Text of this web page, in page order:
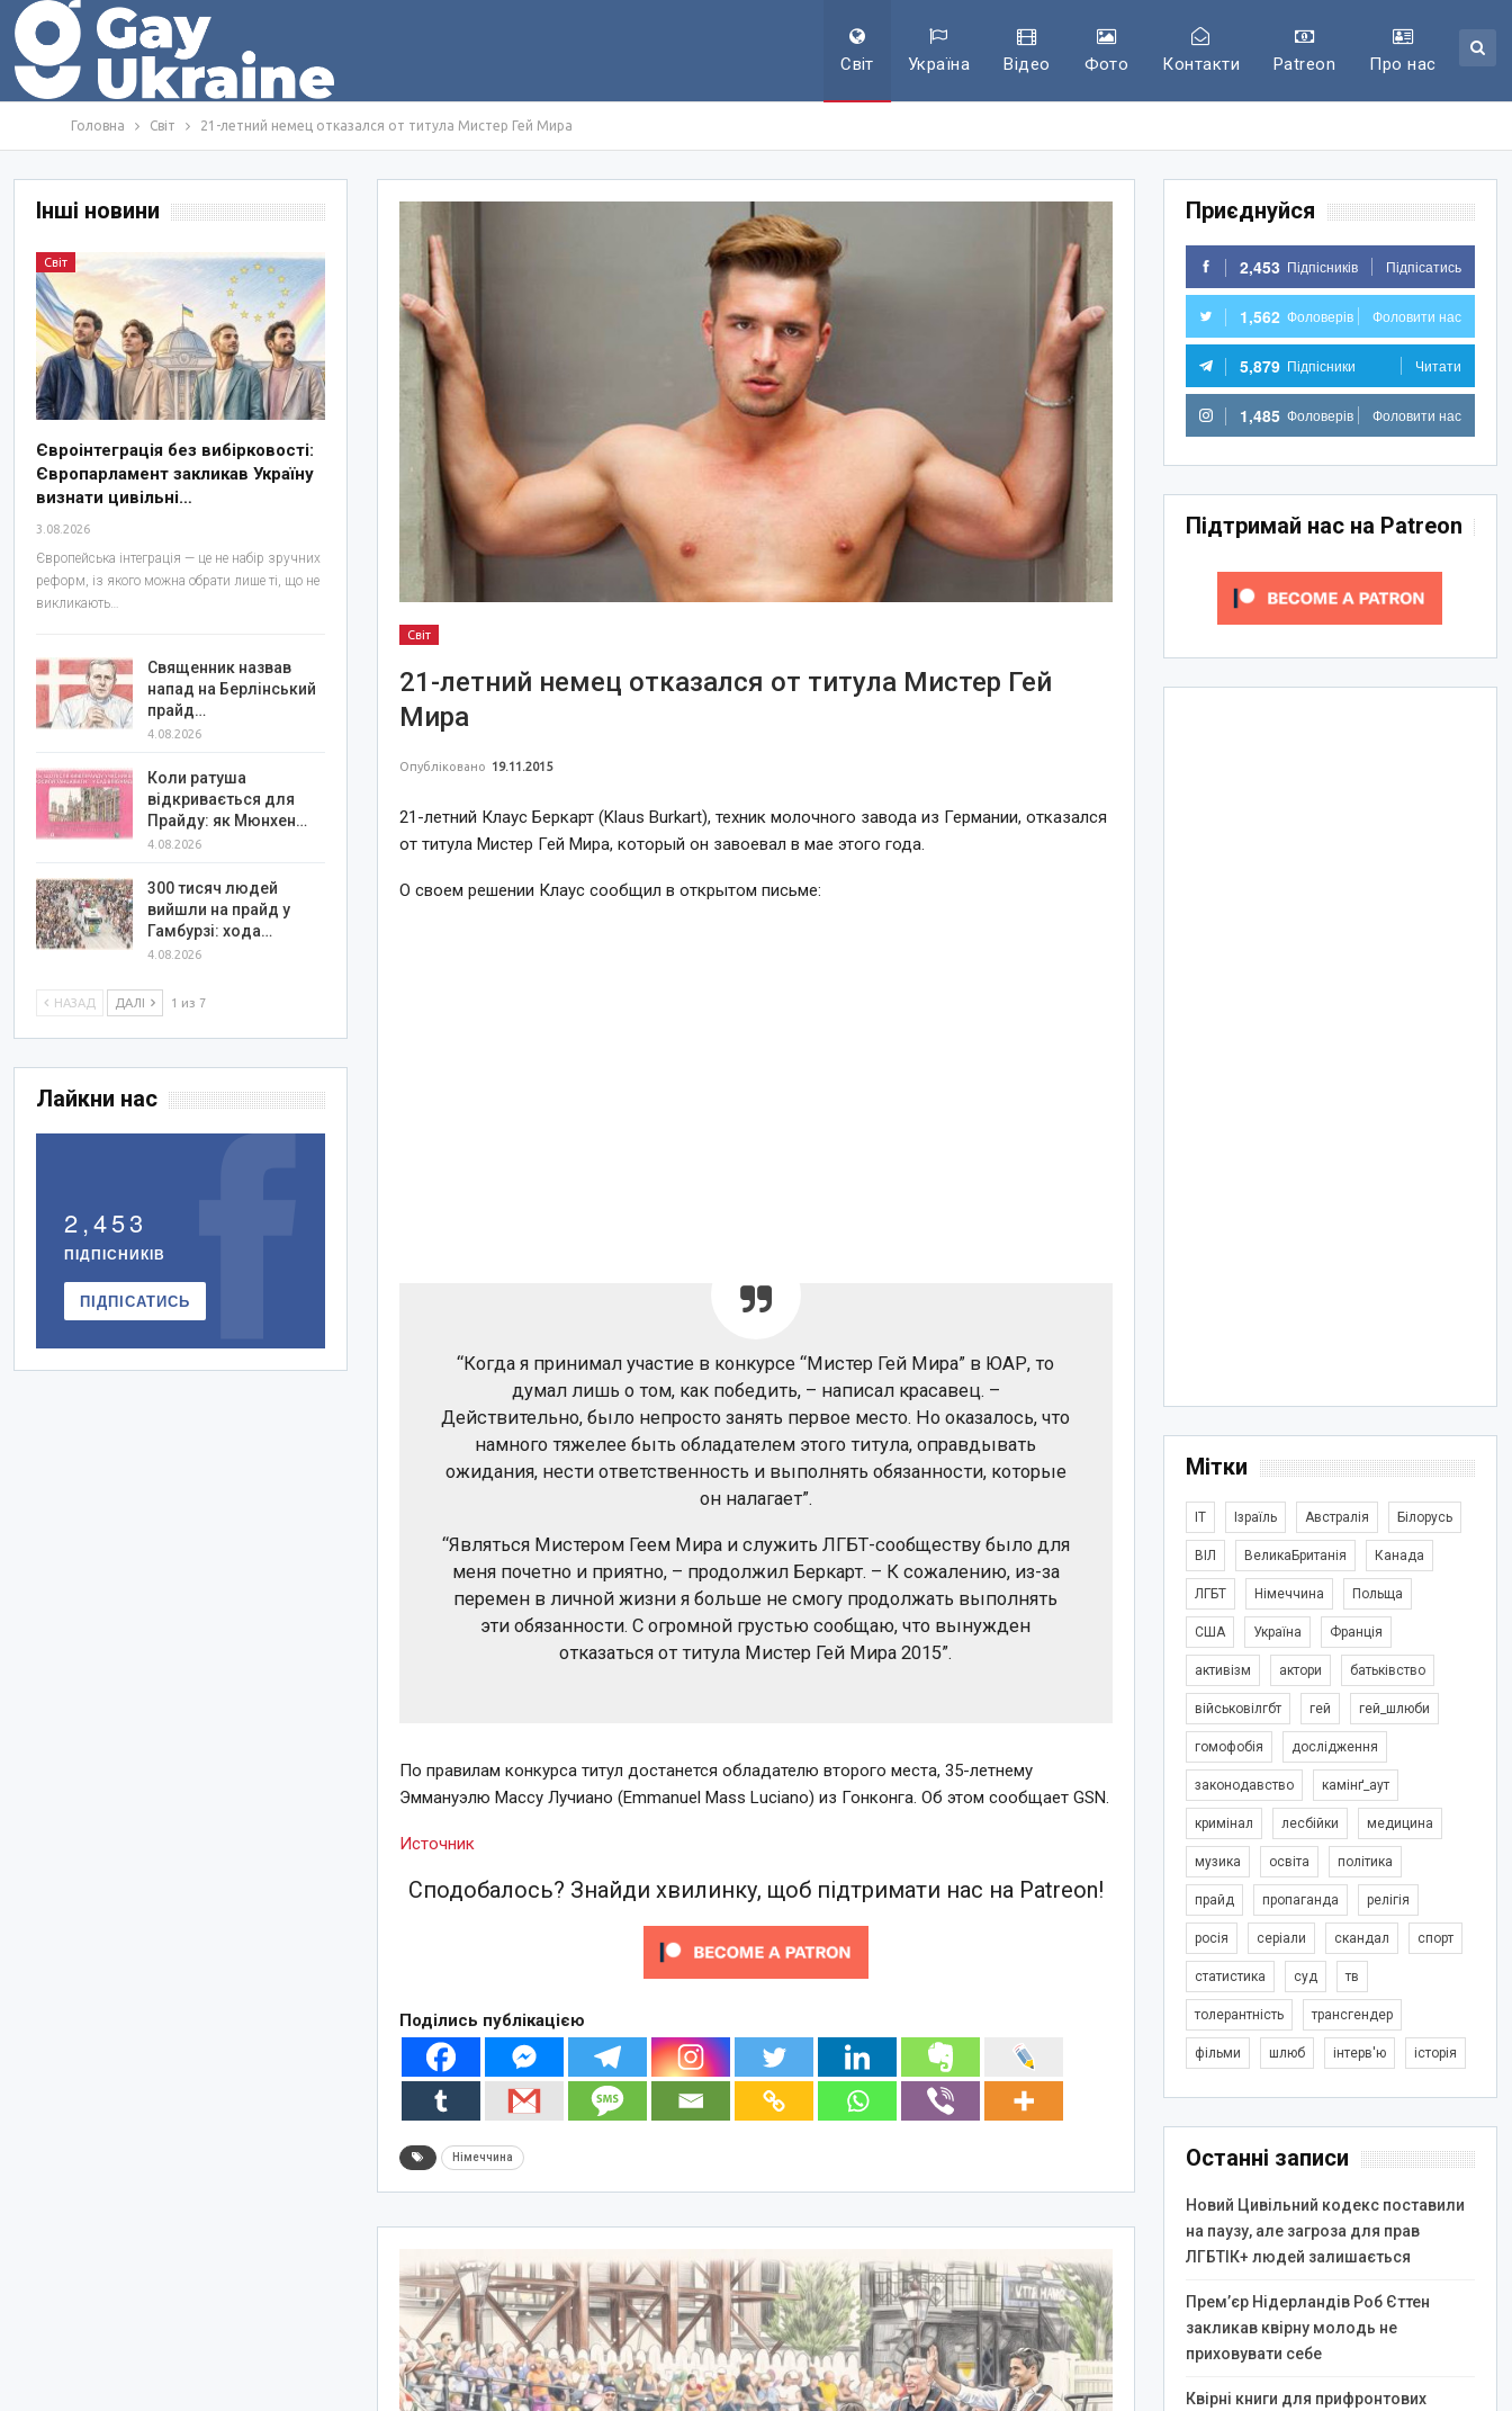
Світ Україна Відео Фото Контакти Patreon Про нас
Головна Світ 21-летний немец отказался от титула Мистер Гей Мира
Світ
21-летний немец отказался от титула Мистер Гей
Мира
Опубліковано 19.11.2015
21-летний Клаус Беркарт (Klaus Burkart), техник молочного завода из Германии, отказался
от титула Мистер Гей Мира, который он завоевал в мае этого года.
О своем решении Клаус сообщил в открытом письме:
“Когда я принимал участие в конкурсе “Мистер Гей Мира” в ЮАР, то
думал лишь о том, как победить, – написал красавец. –
Действительно, было непросто занять первое место. Но оказалось, что
намного тяжелее быть обладателем этого титула, оправдывать
ожидания, нести ответственность и выполнять обязанности, которые
он налагает”.
“Являться Мистером Геем Мира и служить ЛГБТ-сообществу было для
меня почетно и приятно, – продолжил Беркарт. – К сожалению, из-за
перемен в личной жизни я больше не смогу продолжать выполнять
эти обязанности. С огромной грустью сообщаю, что вынужден
отказаться от титула Мистер Гей Мира 2015”.
По правилам конкурса титул достанется обладателю второго места, 35-летнему
Эммануэлю Массу Лучиано (Emmanuel Mass Luciano) из Гонконга. Об этом сообщает GSN.
Источник
Сподобалось? Знайди хвилинку, щоб підтримати нас на Patreon!
Поділись публікацією
Німеччина
Приєднуйся
2,453 Підпісників Підпісатись
1,562 Фоловерів Фоловити нас
5,879 Підпісники Читати
1,485 Фоловерів Фоловити нас
Підтримай нас на Patreon
Мітки
IT Ізраїль Австралія Білорусь
ВІЛ ВеликаБританія Канада
ЛГБТ Німеччина Польща
США Україна Франція
активізм актори батьківство
військовілгбт гей гей_шлюби
гомофобія дослідження
законодавство камінґ_аут
кримінал лесбійки медицина
музика освіта політика
прайд пропаганда релігія
росія серіали скандал спорт
статистика суд тв
толерантність трансгендер
фільми шлюб інтерв'ю історія
Останні записи
Новий Цивільний кодекс поставили
на паузу, але загроза для прав
ЛГБТІК+ людей залишається
Прем’єр Нідерландів Роб Єттен
закликав квірну молодь не
приховувати себе
Квірні книги для прифронтових
Інші новини
Світ
Євроінтеграція без вибірковості:
Європарламент закликав Україну
визнати цивільні…
3.08.2026
Європейська інтеграція — це не набір зручних
реформ, із якого можна обрати лише ті, що не
викликають…
Священник назвав
напад на Берлінський
прайд…
4.08.2026
Коли ратуша
відкривається для
Прайду: як Мюнхен…
4.08.2026
300 тисяч людей
вийшли на прайд у
Гамбурзі: хода…
4.08.2026
НАЗАД ДАЛІ 1 из 7
Лайкни нас
2,453
ПІДПІСНИКІВ
ПІДПІСАТИСЬ